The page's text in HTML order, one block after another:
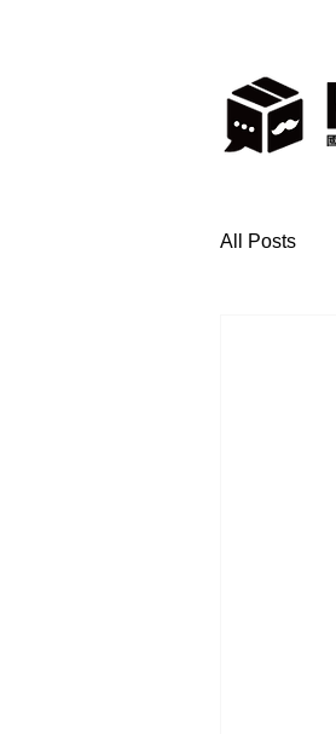
All Posts